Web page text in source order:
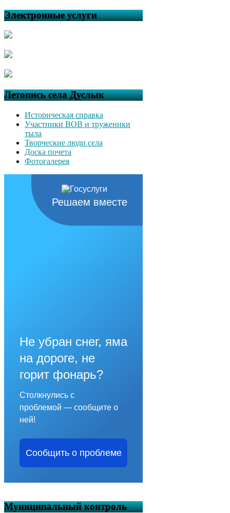
Электронные услуги
Летопись села Дуслык
Историческая справка
Участники ВОВ и труженики
тыла
Творческие люди села
Доска почета
Фотогалерея
Решаем вместе
Не убран снег, яма
на дороге, не
горит фонарь?
Столкнулись с
проблемой — сообщите о
ней!
Сообщить о проблеме
Муниципальный контроль